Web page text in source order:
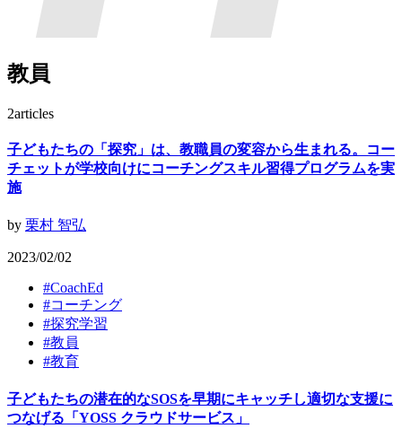
教員
2articles
子どもたちの「探究」は、教職員の変容から生まれる。コー
チェットが学校向けにコーチングスキル習得プログラムを実
施
by 栗村 智弘
2023/02/02
#CoachEd
#コーチング
#探究学習
#教員
#教育
子どもたちの潜在的なSOSを早期にキャッチし適切な支援に
つなげる「YOSS クラウドサービス」